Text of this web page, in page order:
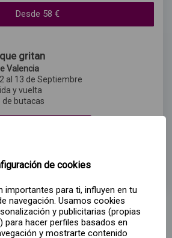
Desde 58 €
gritan
Valencia
al 13 de Septiembre
y vuelta
de butacas
más musicales
de cookies
importantes para ti, influyen en tu
navegación. Usamos cookies
y publicitarias (propias
para hacer perfiles basados en
y mostrarte contenido